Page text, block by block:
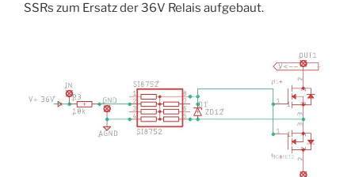
SSRs zum Ersatz der 36V Relais aufgebaut.